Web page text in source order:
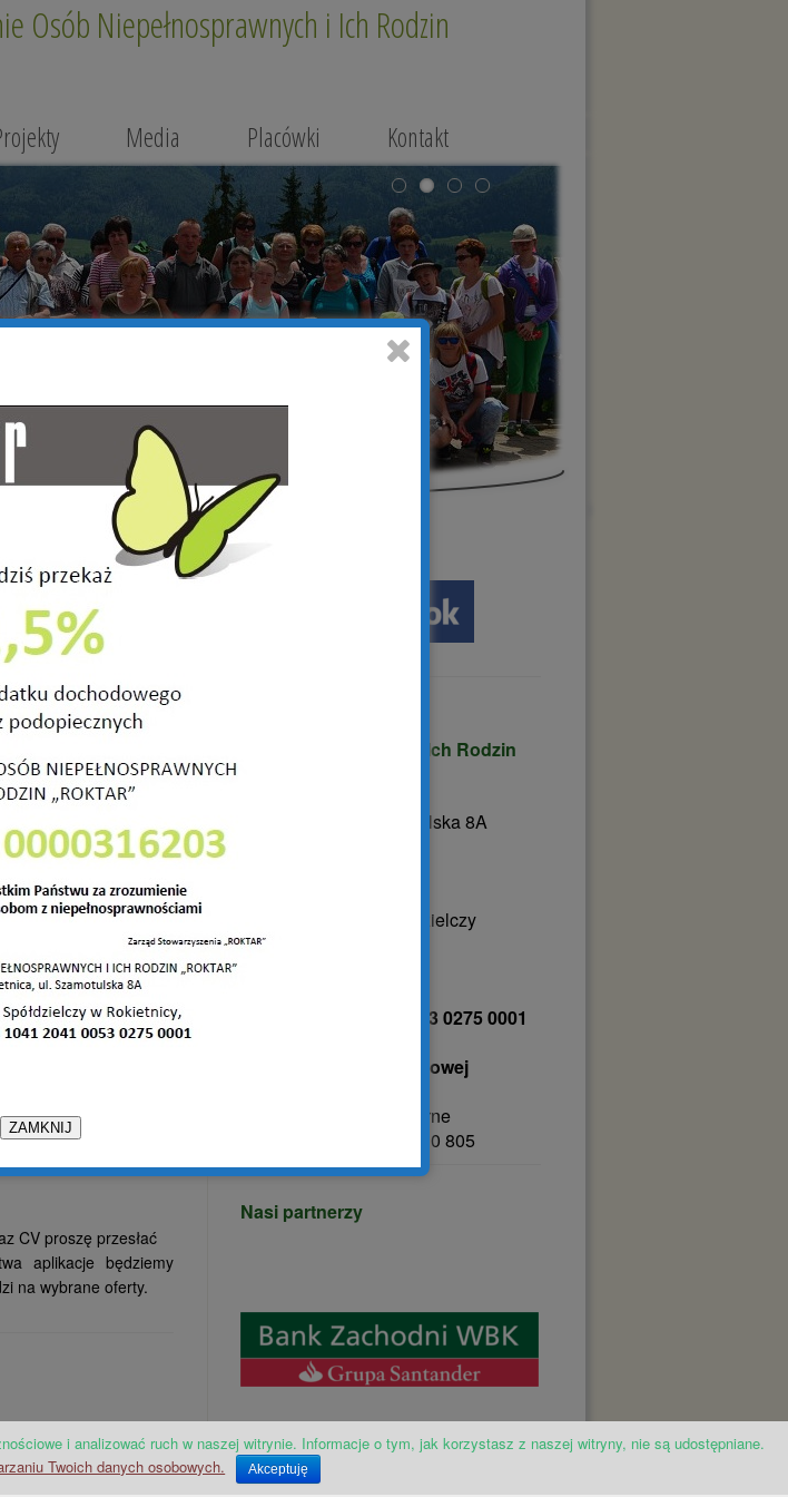
Osób Niepełnosprawnych i Ich Rodzin
Media Placówki Kontakt
poszukuje do pracy
w Baranowie.
fizjoterapia.
empatii.
z uczestnikami na
umowa o
CV proszę przesłać
aplikacje będziemy
na wybrane oferty.
Niepełnosprawnych i Ich Rodzin
ul. Szamotulska 8A
Poznański Bank Spółdzielczy
Oddział w Rokietnicy
86 9043 1041 2041 0053 0275 0001
Warsztat Terapii Zajęciowej
62-080 Tarnowo Podgórne
tel. 500 420 323, 61 8510 805
Nasi partnerzy
ZAMKNIJ
i analizować ruch w naszej witrynie. Informacje o tym, jak korzystasz z naszej witryny, nie są udostępniane.
Twoich danych osobowych. Akceptuję